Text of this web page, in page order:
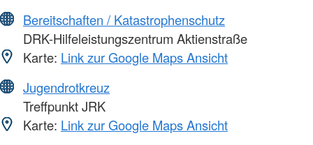
Bereitschaften / Katastrophenschutz
DRK-Hilfeleistungszentrum Aktienstraße
Karte: Link zur Google Maps Ansicht
Jugendrotkreuz
Treffpunkt JRK
Karte: Link zur Google Maps Ansicht